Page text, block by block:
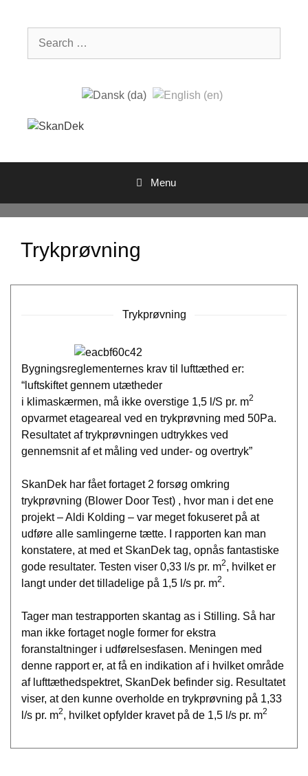
Menu
Trykprøvning
Trykprøvning
Bygningsreglementernes krav til lufttæthed er:
“luftskiftet gennem utætheder
i klimaskærmen, må ikke overstige 1,5 l/S pr. m2
opvarmet etageareal ved en trykprøvning med 50Pa.
Resultatet af trykprøvningen udtrykkes ved
gennemsnit af et måling ved under- og overtryk”
SkanDek har fået fortaget 2 forsøg omkring
trykprøvning (Blower Door Test) , hvor man i det ene
projekt – Aldi Kolding – var meget fokuseret på at
udføre alle samlingerne tætte. I rapporten kan man
konstatere, at med et SkanDek tag, opnås fantastiske
gode resultater. Testen viser 0,33 l/s pr. m2, hvilket er
langt under det tilladelige på 1,5 l/s pr. m2.
Tager man testrapporten skantag as i Stilling. Så har
man ikke fortaget nogle former for ekstra
foranstaltninger i udførelsesfasen. Meningen med
denne rapport er, at få en indikation af i hvilket område
af lufttæthedspektret, SkanDek befinder sig. Resultatet
viser, at den kunne overholde en trykprøvning på 1,33
l/s pr. m2, hvilket opfylder kravet på de 1,5 l/s pr. m2